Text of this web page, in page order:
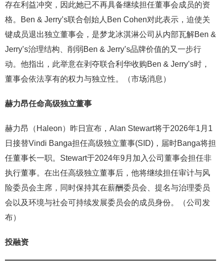
存在利益冲突，因此她已不再具备继续担任董事会成员的资
格。Ben & Jerry’s联合创始人Ben Cohen对此表示，迫使关
键成员退出独立董事会，是梦龙冰淇淋公司从内部瓦解Ben &
Jerry’s治理结构、削弱Ben & Jerry’s品牌价值的又一步行
动。他指出，此举意在剥夺联合利华收购Ben & Jerry’s时，
董事会依法享有的权力与独立性。（市场消息）
赫力昂任命高级独立董事
赫力昂（Haleon）昨日宣布，Alan Stewart将于2026年1月1
日接替Vindi Banga担任高级独立董事(SID)，届时Banga将担
任董事长一职。Stewart于2024年9月加入公司董事会担任非
执行董事。在出任高级独立董事后，他将继续担任审计与风
险委员会主席，同时保持其在薪酬委员会、提名与治理委员
会以及环境与社会可持续发展委员会的成员身份。（公司发
布）
投融资